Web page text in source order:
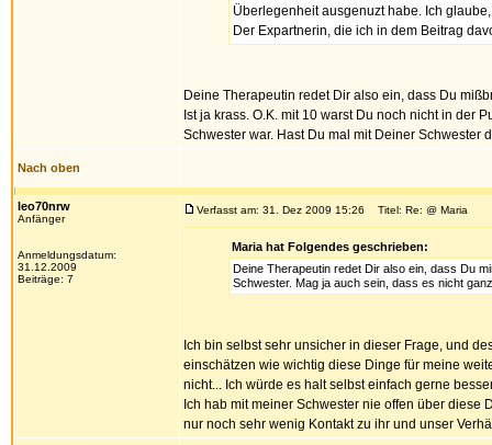
Überlegenheit ausgenuzt habe. Ich
Der Expartnerin, die ich in dem Beitrag
Deine Therapeutin redet Dir also ein, dass Du
Ist ja krass. O.K. mit 10 warst Du noch nicht in der
Schwester war. Hast Du mal mit Deiner Schwester
Nach oben
leo70nrw
Anfänger
Anmeldungsdatum:
31.12.2009
Beiträge: 7
Verfasst am: 31. Dez 2009 15:26 Titel: Re: @ Maria
Maria hat Folgendes geschrieben:
Deine Therapeutin redet Dir also ein, dass Du
Schwester. Mag ja auch sein, dass es nicht
Ich bin selbst sehr unsicher in dieser Frage, und
einschätzen wie wichtig diese Dinge für meine
nicht... Ich würde es halt selbst einfach gerne
Ich hab mit meiner Schwester nie offen über
nur noch sehr wenig Kontakt zu ihr und unser